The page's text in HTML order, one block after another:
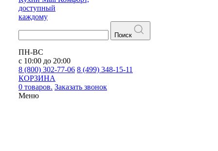
доступный
каждому
Поиск
ПН-ВС
с 10:00 до 20:00
8 (800) 302-77-06 8 (499) 348-15-11
КОРЗИНА
0 товаров. Заказать звонок
Меню